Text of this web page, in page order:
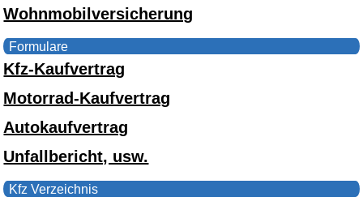
Wohnmobilversicherung
Formulare
Kfz-Kaufvertrag
Motorrad-Kaufvertrag
Autokaufvertrag
Unfallbericht, usw.
Kfz Verzeichnis